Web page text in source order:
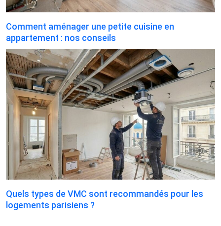
Comment aménager une petite cuisine en
appartement : nos conseils
Quels types de VMC sont recommandés pour les
logements parisiens ?